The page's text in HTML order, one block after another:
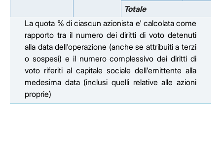
Totale
La quota % di ciascun azionista e' calcolata come
rapporto tra il numero dei diritti di voto detenuti
alla data dell'operazione (anche se attribuiti a terzi
o sospesi) e il numero complessivo dei diritti di
voto riferiti al capitale sociale dell'emittente alla
medesima data (inclusi quelli relative alle azioni
proprie)